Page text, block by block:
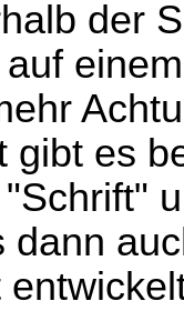
der
gibt es
dann